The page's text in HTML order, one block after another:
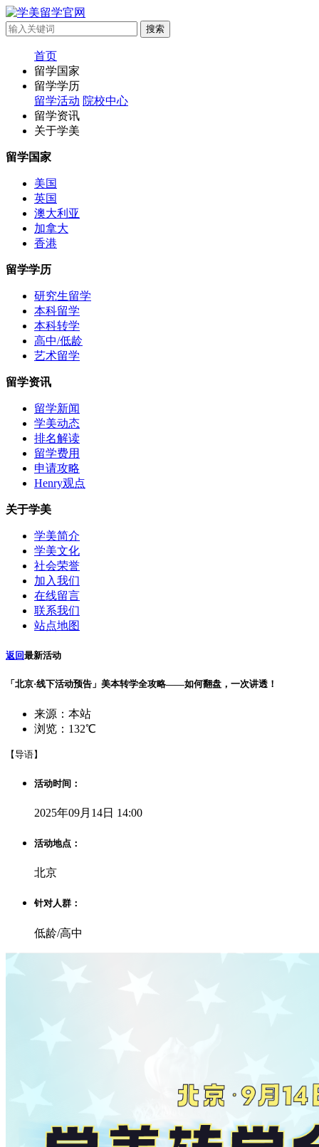
首页
留学国家
留学学历
留学活动 院校中心
留学资讯
关于学美
留学国家
美国
英国
澳大利亚
加拿大
香港
留学学历
研究生留学
本科留学
本科转学
高中/低龄
艺术留学
留学资讯
留学新闻
学美动态
排名解读
留学费用
申请攻略
Henry观点
关于学美
学美简介
学美文化
社会荣誉
加入我们
在线留言
联系我们
站点地图
返回最新活动
「北京·线下活动预告」美本转学全攻略——如何翻盘，一次讲透！
来源：本站
浏览：132℃
【导语】
活动时间：
2025年09月14日 14:00
活动地点：
北京
针对人群：
低龄/高中